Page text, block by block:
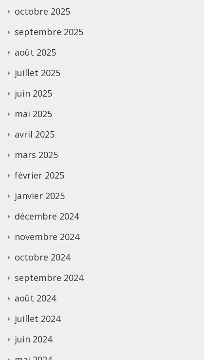
octobre 2025
septembre 2025
août 2025
juillet 2025
juin 2025
mai 2025
avril 2025
mars 2025
février 2025
janvier 2025
décembre 2024
novembre 2024
octobre 2024
septembre 2024
août 2024
juillet 2024
juin 2024